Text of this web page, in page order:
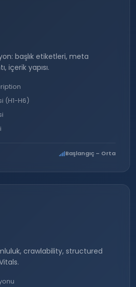
başlık etiketleri, meta
içerik yapısı.
(H1-H6)
Başlangıç – Orta
crawlability, structured